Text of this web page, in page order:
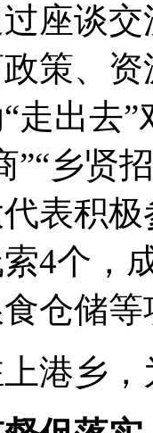
座谈
策、
走出去
”“乡贤
表积
4个，
仓储等
乡，